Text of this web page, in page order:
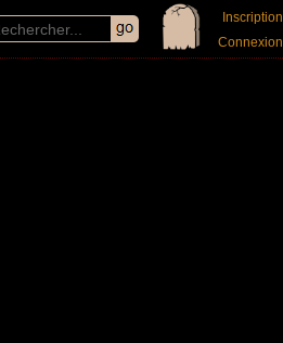
Inscription
Connexion